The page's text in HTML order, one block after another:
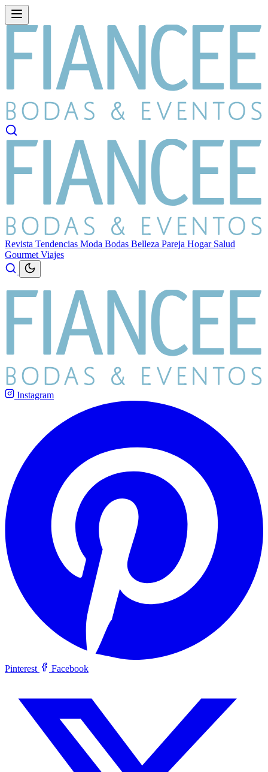
Revista Tendencias Moda Bodas Belleza Pareja Hogar Salud
Gourmet Viajes
Instagram
Pinterest Facebook